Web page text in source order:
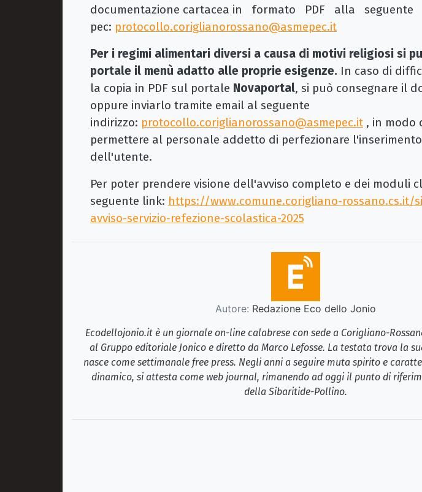
documentazione cartacea in formato PDF alla seguente
pec: protocollo.coriglianorossano@asmepec.it
Per i regimi alimentari diversi a causa di motivi religiosi si
portale il menù adatto alle proprie esigenze. In caso di
la copia in PDF sul portale Novaportal, si può consegnare il
oppure inviarlo tramite email al seguente
indirizzo: protocollo.coriglianorossano@asmepec.it , in modo
permettere al personale addetto di perfezionare
dell'utente.
Per poter prendere visione dell'avviso completo e dei moduli
seguente link: https://www.comune.corigliano-rossano.cs.it/
avviso-servizio-refezione-scolastica-2025
Autore: Redazione Eco dello Jonio
Ecodellojonio.it è un giornale on-line calabrese con sede a Corigliano-
al Gruppo editoriale Jonico e diretto da Marco Lefosse. La testata trova la
nasce come settimanale free press. Negli anni a seguire muta spirito e
dinamico, si attesta come web journal, rimanendo ad oggi il punto di
della Sibaritide-Pollino.